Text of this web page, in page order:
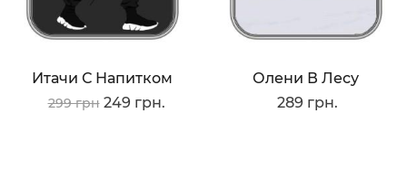
Итачи С Напитком
299 грн 249 грн.
Олени В Лесу
289 грн.